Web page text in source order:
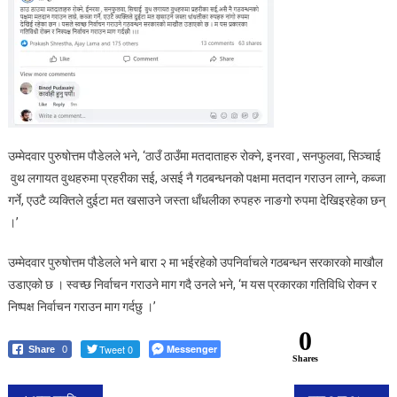
उम्मेदवार पुरुषोत्तम पौडेलले भने, ‘ठाउँ ठाउँमा मतदाताहरु रोक्ने, इनरवा , सनफुलवा, सिञ्चाई
वुथ लगायत वुथहरुमा प्रहरीका सई, असई नै गठबन्धनको पक्षमा मतदान गराउन लाग्ने, कब्जा
गर्ने, एउटै व्यक्तिले दुईटा मत खसाउने जस्ता धाँधलीका रुपहरु नाङगो रुपमा देखिइरहेका छन्
।’
उम्मेदवार पुरुषोत्तम पौडेलले भने बारा २ मा भईरहेको उपनिर्वाचले गठबन्धन सरकारको माखौल
उडाएको छ । स्वच्छ निर्वाचन गराउने माग गदै उनले भने, ‘म यस प्रकारका गतिविधि रोक्न र
निष्पक्ष निर्वाचन गराउन माग गर्दछु ।’
Share 0 Tweet 0 Messenger 0
Shares